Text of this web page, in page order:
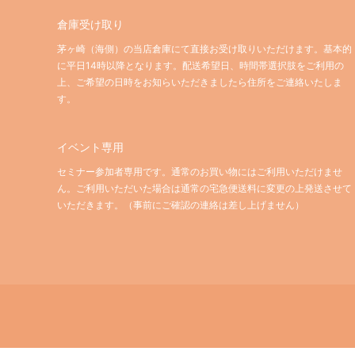
倉庫受け取り
茅ヶ崎（海側）の当店倉庫にて直接お受け取りいただけます。基本的
に平日14時以降となります。配送希望日、時間帯選択肢をご利用の
上、ご希望の日時をお知らいただきましたら住所をご連絡いたしま
す。
イベント専用
セミナー参加者専用です。通常のお買い物にはご利用いただけませ
ん。ご利用いただいた場合は通常の宅急便送料に変更の上発送させて
いただきます。（事前にご確認の連絡は差し上げません）